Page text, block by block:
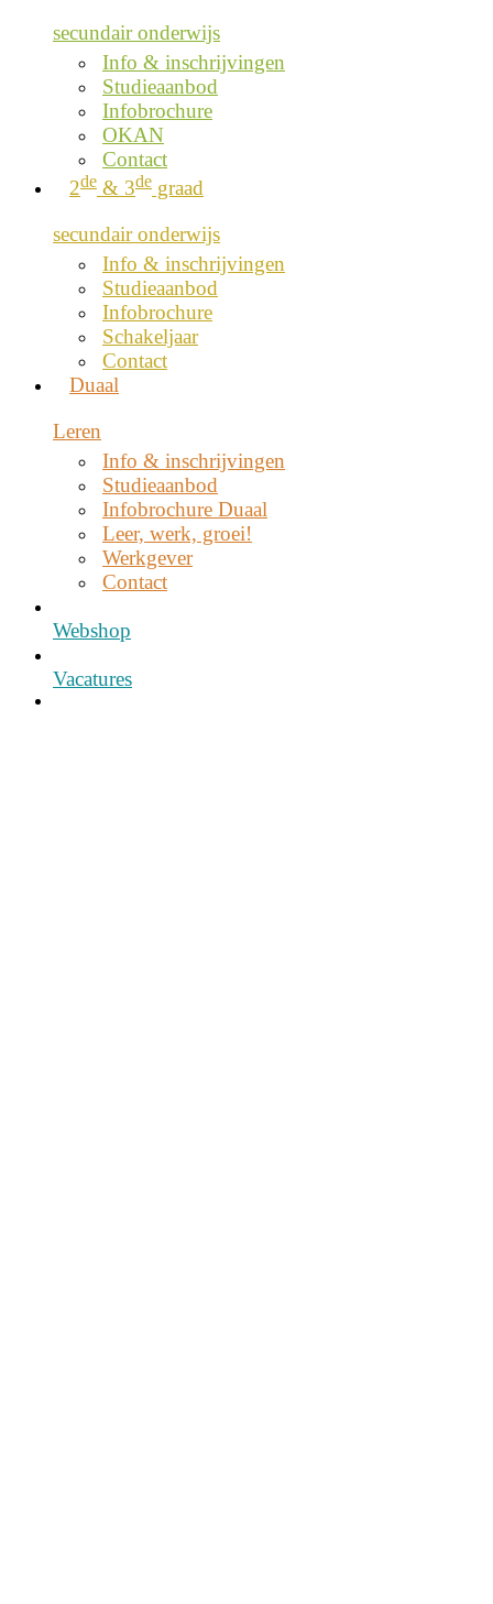
secundair onderwijs
Info & inschrijvingen
Studieaanbod
Infobrochure
OKAN
Contact
2de & 3de graad
secundair onderwijs
Info & inschrijvingen
Studieaanbod
Infobrochure
Schakeljaar
Contact
Duaal
Leren
Info & inschrijvingen
Studieaanbod
Infobrochure Duaal
Leer, werk, groei!
Werkgever
Contact
Webshop
Vacatures